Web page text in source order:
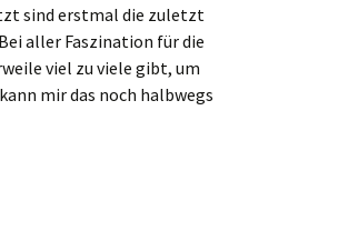
sind erstmal die zuletzt
aller Faszination für die
viel zu viele gibt, um
mir das noch halbwegs